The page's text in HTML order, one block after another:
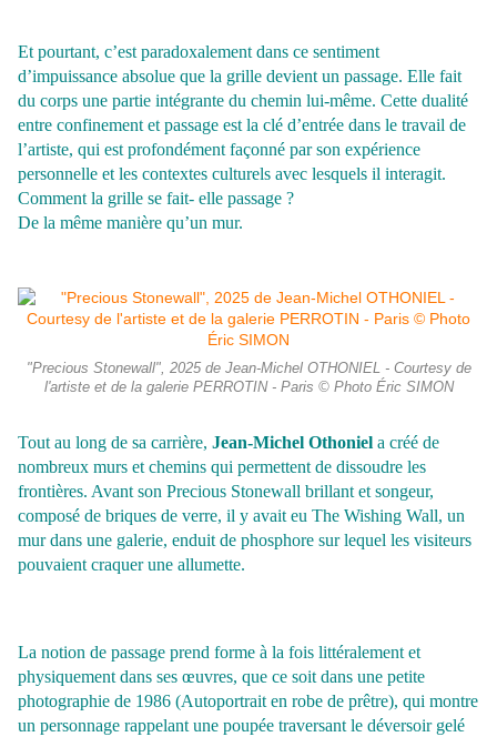
Et pourtant, c’est paradoxalement dans ce sentiment
d’impuissance absolue que la grille devient un passage. Elle fait
du corps une partie intégrante du chemin lui-même. Cette dualité
entre confinement et passage est la clé d’entrée dans le travail de
l’artiste, qui est profondément façonné par son expérience
personnelle et les contextes culturels avec lesquels il interagit.
Comment la grille se fait- elle passage ?
De la même manière qu’un mur.
"Precious Stonewall", 2025 de Jean-Michel OTHONIEL - Courtesy de
l'artiste et de la galerie PERROTIN - Paris © Photo Éric SIMON
Tout au long de sa carrière, Jean-Michel Othoniel a créé de
nombreux murs et chemins qui permettent de dissoudre les
frontières. Avant son Precious Stonewall brillant et songeur,
composé de briques de verre, il y avait eu The Wishing Wall, un
mur dans une galerie, enduit de phosphore sur lequel les visiteurs
pouvaient craquer une allumette.
La notion de passage prend forme à la fois littéralement et
physiquement dans ses œuvres, que ce soit dans une petite
photographie de 1986 (Autoportrait en robe de prêtre), qui montre
un personnage rappelant une poupée traversant le déversoir gelé